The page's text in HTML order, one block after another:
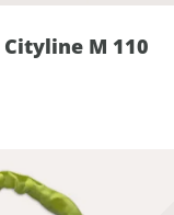
M 110